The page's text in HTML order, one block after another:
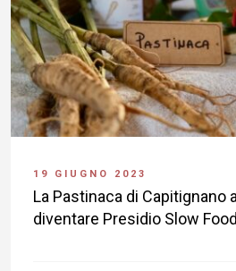
19 GIUGNO 2023
La Pastinaca di Capitignano
diventare Presidio Slow Food